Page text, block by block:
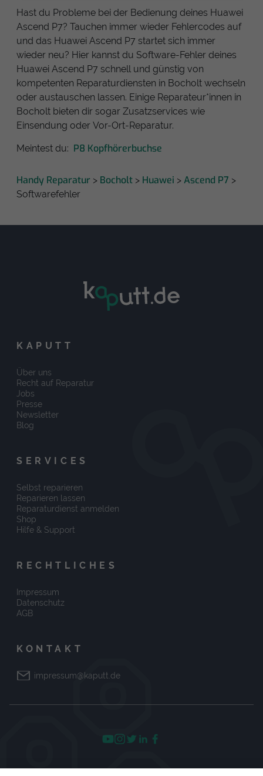
Hast du Probleme bei der Bedienung deines Huawei
Ascend P7? Tauchen immer wieder Fehlercodes auf
und das Huawei Ascend P7 startet sich immer
wieder neu? Hier kannst du Software-Fehler deines
Huawei Ascend P7 schnell und günstig von
kompetenten Reparaturdiensten in Bocholt wechseln
oder austauschen lassen. Einige Reparateur*innen in
Bocholt bieten dir sogar Zusatzservices wie
Einsendung oder Vor-Ort-Reparatur.
Meintest du: P8 Kopfhörerbuchse
Handy Reparatur > Bocholt > Huawei > Ascend P7 >
Softwarefehler
KAPUTT
Über uns
Recht auf Reparatur
Jobs
Presse
Newsletter
Blog
SERVICES
Selbst reparieren
Reparieren lassen
Reparaturdienst anmelden
Shop
Hilfe & Support
RECHTLICHES
Impressum
Datenschutz
AGB
KONTAKT
impressum@kaputt.de